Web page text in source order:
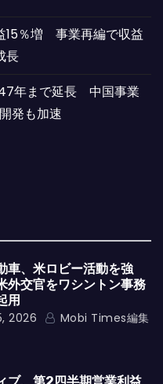
15％増 事業再編で収益
長
年まで延長 中国事業
発も加速
車、米ロビー活動を強
交官をワシントン事務
用
2026
Mobi Times編集